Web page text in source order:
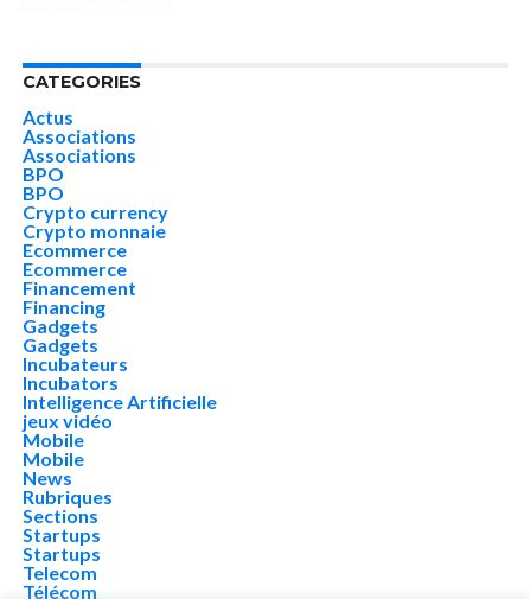
CATEGORIES
Actus
Associations
Associations
BPO
BPO
Crypto currency
Crypto monnaie
Ecommerce
Ecommerce
Financement
Financing
Gadgets
Gadgets
Incubateurs
Incubators
Intelligence Artificielle
jeux vidéo
Mobile
Mobile
News
Rubriques
Sections
Startups
Startups
Telecom
Télécom